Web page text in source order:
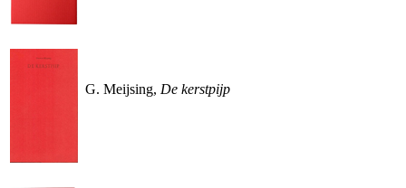
G. Meijsing, De kerstpijp